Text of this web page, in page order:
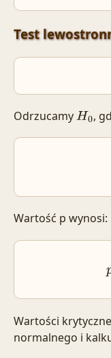
Test
OdrzucamyH0 ,
Wartość p wynosi:
Wartości
normalnego i